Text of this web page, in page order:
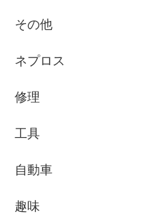
その他
ネプロス
修理
工具
自動車
趣味